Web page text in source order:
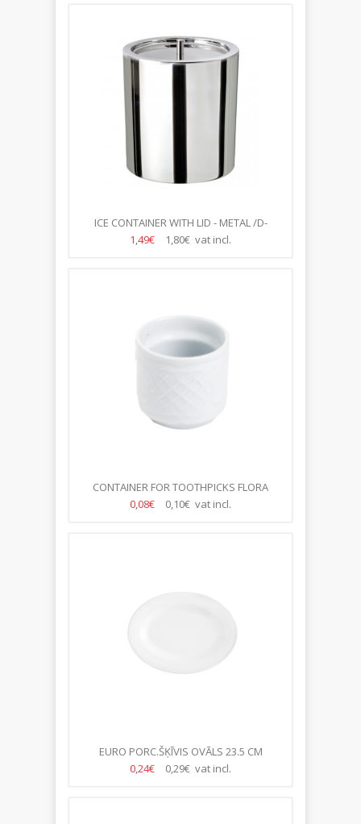
ICE CONTAINER WITH LID - METAL /D-
15CM/H-17CM
1,49€ 1,80€ vat incl.
CONTAINER FOR TOOTHPICKS FLORA
0,08€
0,10€ vat incl.
EURO PORC.ŠĶĪVIS OVĀLS 23.5 CM
0,24€
0,29€ vat incl.